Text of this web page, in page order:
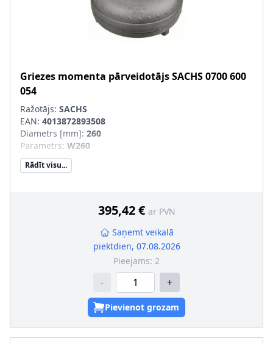
Griezes momenta pārveidotājsSACHS0700 600
054
Ražotājs: SACHS
EAN: 4013872893508
Diametrs [mm]: 260
Parametrs: W260
Aizvietojamā daļa
SVHC:Informācija nav pieejama, lūdzu, griezieties pie
Rādīt visu...
395,42 € ar PVN
Saņemt veikalā
piektdien, 07.08.2026
Pieejams: 2
- +
Pievienot grozam